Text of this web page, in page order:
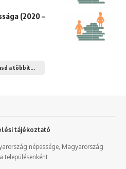
(2020 –
a többit...
népessége, Magyarország
településenként
tájékoztató